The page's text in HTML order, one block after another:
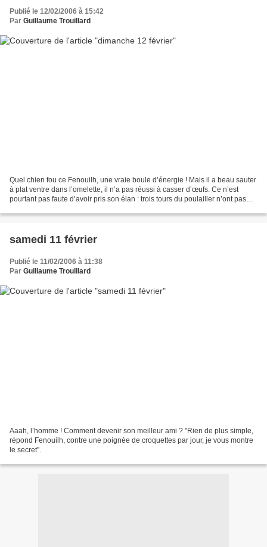
Publié le 12/02/2006 à 15:42
Par Guillaume Trouillard
Quel chien fou ce Fenouilh, une vraie boule d’énergie ! Mais il a beau sauter
à plat ventre dans l’omelette, il n’a pas réussi à casser d’œufs. Ce n’est
pourtant pas faute d’avoir pris son élan : trois tours du poulailler n’ont pas
samedi 11 février
Publié le 11/02/2006 à 11:38
Par Guillaume Trouillard
Aaah, l’homme ! Comment devenir son meilleur ami ? "Rien de plus simple,
répond Fenouilh, contre une poignée de croquettes par jour, je vous montre
le secret".